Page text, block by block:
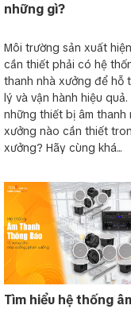
những gì?
Môi trường sản xuất
cần thiết phải có hệ
thanh nhà xưởng để hỗ
lý và vận hành hiệu quả.
những thiết bị âm thanh
xưởng nào cần thiết
xưởng? Hãy cùng khá...
Tìm hiểu hệ thống